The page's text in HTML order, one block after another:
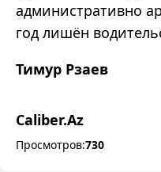
административно
год лишён
Тимур Рзаев
Caliber.Az
Просмотров:730